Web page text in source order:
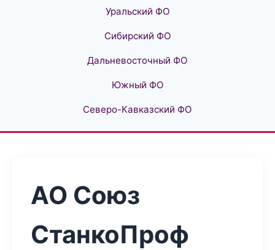
Уральский ФО
Сибирский ФО
Дальневосточный ФО
Южный ФО
Северо-Кавказский ФО
АО Союз
СтанкоПроф